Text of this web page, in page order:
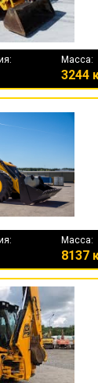
Масса:
3244
Масса:
8137